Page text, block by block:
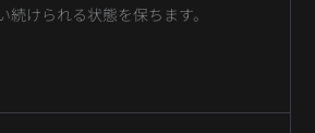
続けられる状態を保ちます。